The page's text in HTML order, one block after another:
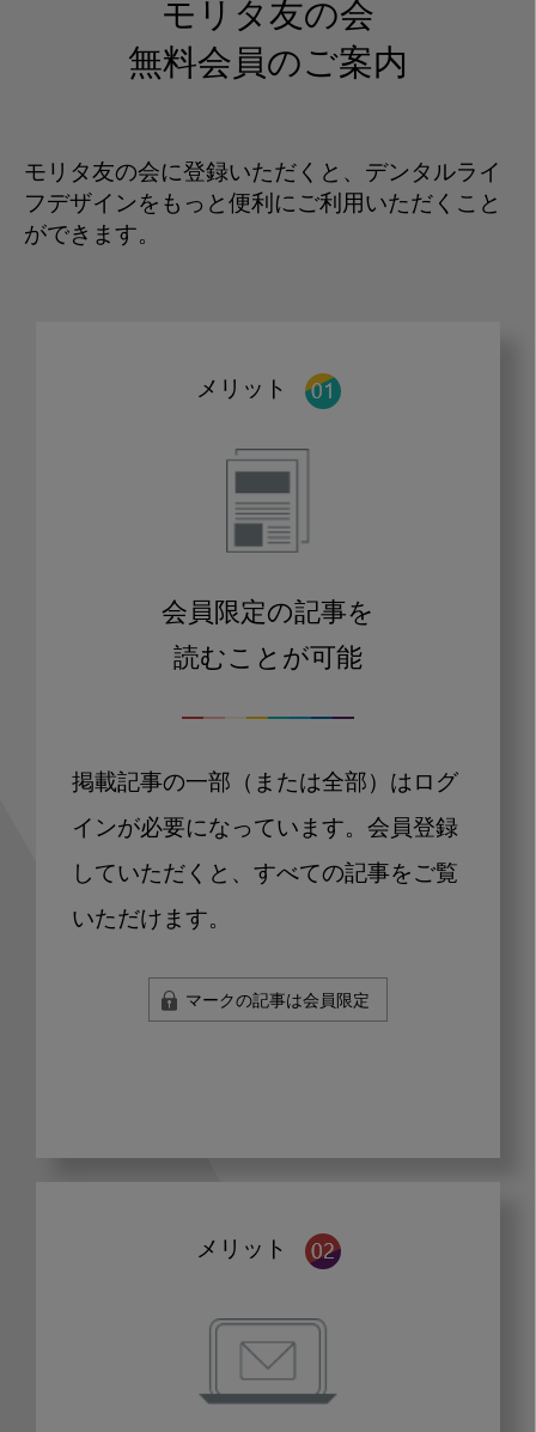
モリタ友の会
無料会員のご案内
モリタ友の会に登録いただくと、デンタルライ
フデザインをもっと便利にご利用いただくこと
ができます。
メリット
会員限定の記事を
読むことが可能
掲載記事の一部（または全部）はログ
インが必要になっています。会員登録
していただくと、すべての記事をご覧
いただけます。
マークの記事は会員限定
メリット